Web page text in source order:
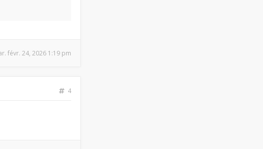
févr. 24, 2026 1:19 pm
4